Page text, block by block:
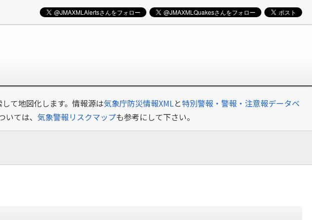
て地図化します。情報源は気象庁防災情報XMLと特別警報・警報・注意報データベ
ては、 気象警報リスクマップも参考にして下さい。